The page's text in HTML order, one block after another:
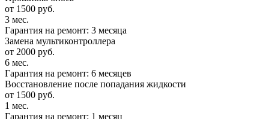
от 1500 руб.
3 мес.
Гарантия на ремонт: 3 месяца
Замена мультиконтроллера
от 2000 руб.
6 мес.
Гарантия на ремонт: 6 месяцев
Восстановление после попадания жидкости
от 1500 руб.
1 мес.
Гарантия на ремонт: 1 месяц